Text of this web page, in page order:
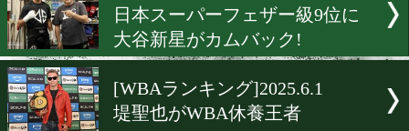
隆がL.フライ級15位
[OPBFランキング]2025.6.5
日本とフィリピンだけじゃ
中国と韓国からもランクイ